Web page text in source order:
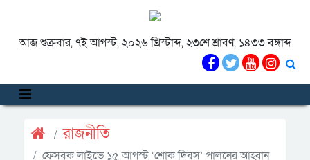
আজ শুক্রবার, ৭ই আগস্ট, ২০২৬ খ্রিস্টাব্দ, ২৩শে শ্রাবণ, ১৪৩৩ বঙ্গাব্দ
রাজনীতি
ফেসবুক লাইভে ১৫ আগস্ট ‘শোক দিবস’ পালনের আহ্বান